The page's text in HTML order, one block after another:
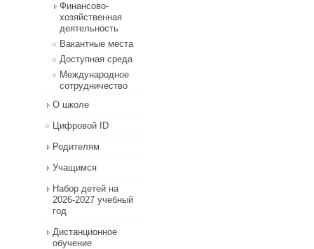
Финансово-
хозяйственная
деятельность
Вакантные места
Доступная среда
Международное
сотрудничество
О школе
Цифровой ID
Родителям
Учащимся
Набор детей на
2026-2027 учебный
год
Дистанционное
обучение